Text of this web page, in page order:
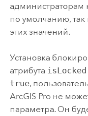
администраторам
по умолчанию, так
этих значений.
Установка
атрибута isLocked
true,
ArcGIS Proне
параметра. Он